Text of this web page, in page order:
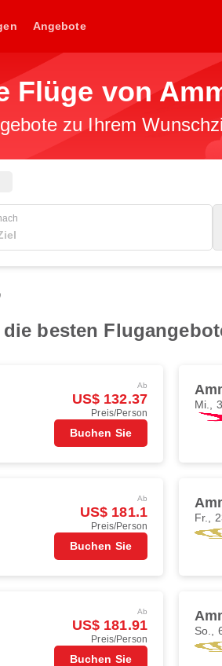
Angebote
Flüge von
zu Ihrem
besten
Ab
US$ 132.37
Preis/Person
Buchen Sie
Mi.,
Ab
US$ 181.1
Preis/Person
Buchen Sie
Fr.,
Ab
US$ 181.91
Preis/Person
Buchen Sie
So.,